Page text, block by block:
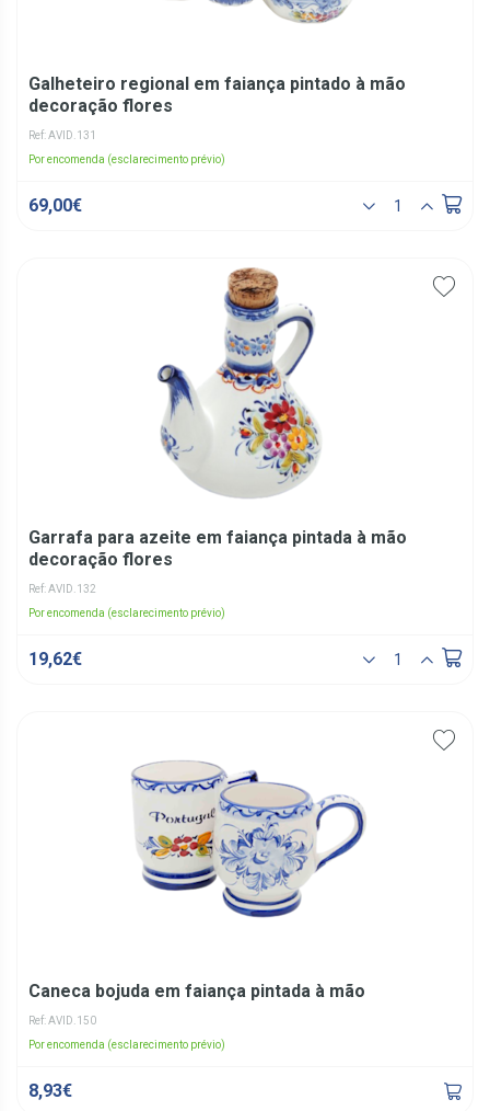
Galheteiro regional em faiança pintado à mão
decoração flores
Ref: AVID.131
Por encomenda (esclarecimento prévio)
69,00€
Garrafa para azeite em faiança pintada à mão
decoração flores
Ref: AVID.132
Por encomenda (esclarecimento prévio)
19,62€
Caneca bojuda em faiança pintada à mão
Ref: AVID.150
Por encomenda (esclarecimento prévio)
8,93€